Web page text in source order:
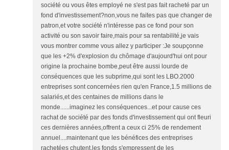
société ou vous êtes employé ne s'est pas fait racheté par un
fond d'investissement?non,vous ne faites pas que changer de
patron,et votre société n'intéresse pas ce fond pour son
activité ou son savoir faire,mais pour sa rentabilité,je vais
vous montrer comme vous allez y participer :Je soupçonne
que les +2% d'explosion du chômage d'aujourd'hui ont pour
origine la prochaine bombe,peut être aussi lourde de
conséquences que les subprime,qui sont les LBO.2000
entreprises sont concernées rien qu'en France,1.5 millions de
salariés,et des centaines de millions dans le
monde......imaginez les conséquences...et pour cause ces
rachat de société par des fonds d'investissement qui ont fleuri
ces dernières années,offrent a ceux ci 25% de rendement
annuel....maintenant que les bénéfices des entreprises
rachetées chutent,les fonds s'empressent de les